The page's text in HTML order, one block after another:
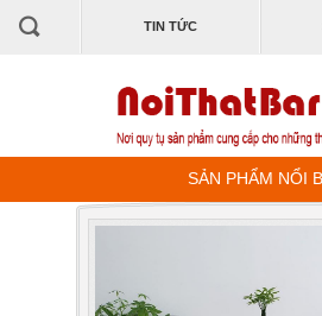
TIN TỨC
SẢN PHẨM NỔI